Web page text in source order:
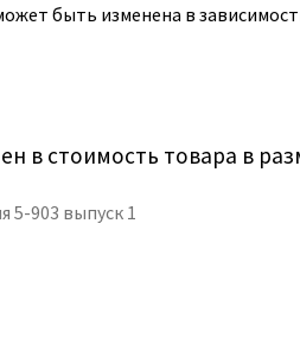
быть изменена в
в стоимость товара в
5-903 выпуск 1